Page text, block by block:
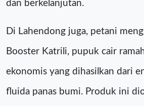
dan berkelanjutan.
Di Lahendong juga, petani
Booster Katrili, pupuk cair
ekonomis yang dihasilkan dari
fluida panas bumi. Produk ini